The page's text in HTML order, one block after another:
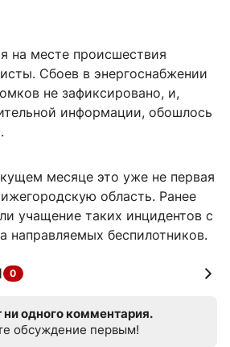
на месте происшествия
Сбоев в энергоснабжении
не зафиксировано, и,
информации, обошлось
месяце это уже не первая
область. Ранее
учащение таких инцидентов с
направляемых беспилотников.
0
ни одного комментария.
обсуждение первым!